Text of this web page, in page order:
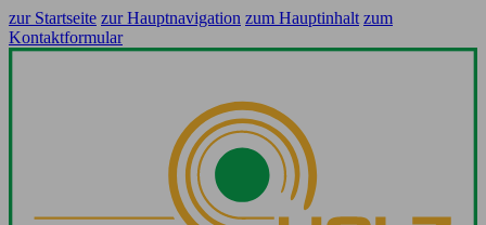
zur Startseite zur Hauptnavigation zum Hauptinhalt zum
Kontaktformular